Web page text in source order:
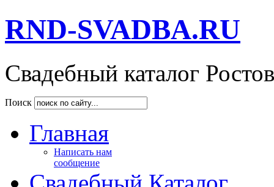
RND-SVADBA.RU
Свадебный каталог
Поиск
Главная
Написать нам
сообщение